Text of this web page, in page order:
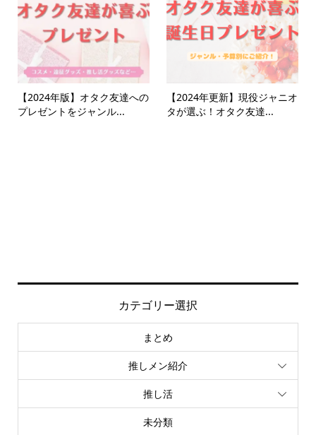
【2024年版】オタク友達への
プレゼントをジャンル...
【2024年更新】現役ジャニオ
タが選ぶ！オタク友達...
カテゴリー選択
まとめ
推しメン紹介
推し活
未分類